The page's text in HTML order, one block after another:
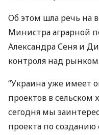
Об этом шла речь на
Министра аграрной
Александра Сеня и
контроля над рынком.
“Украина уже имеет
проектов в сельском
сегодня мы
проекта по созданию